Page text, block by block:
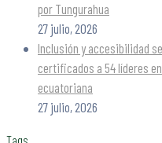
por Tungurahua
27 julio, 2026
Inclusión y accesibilidad
certificados a 54 líderes
ecuatoriana
27 julio, 2026